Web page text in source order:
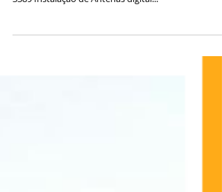
Antenista Instalador de Antenas ZL ZN ZS ZO SP
3389 Instalação de Antenas digital...